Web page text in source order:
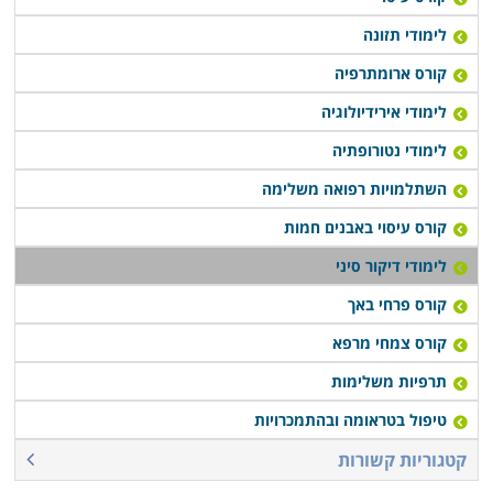
שיטות טיפול נוספות שיעזרו בסופו של דבר למטפל לתרום
ללקוחות העתידיים שלו. באופן זה תהיה תכנית הלימודים
מרוכזת ואינטנסיבית.
לימודי תזונה
קורס ארומתרפיה
לימודי אירידיולוגיה
לימודי נטורופתיה
השתלמויות רפואה משלימה
קורס עיסוי באבנים חמות
לימודי דיקור סיני
קורס פרחי באך
קורס צמחי מרפא
תרפיות משלימות
טיפול בטראומה ובהתמכרויות
קטגוריות קשורות